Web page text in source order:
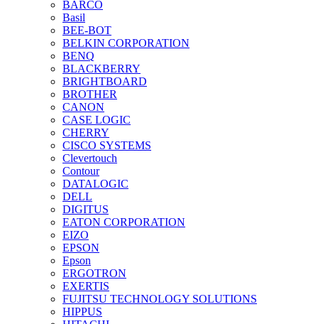
BARCO
Basil
BEE-BOT
BELKIN CORPORATION
BENQ
BLACKBERRY
BRIGHTBOARD
BROTHER
CANON
CASE LOGIC
CHERRY
CISCO SYSTEMS
Clevertouch
Contour
DATALOGIC
DELL
DIGITUS
EATON CORPORATION
EIZO
EPSON
Epson
ERGOTRON
EXERTIS
FUJITSU TECHNOLOGY SOLUTIONS
HIPPUS